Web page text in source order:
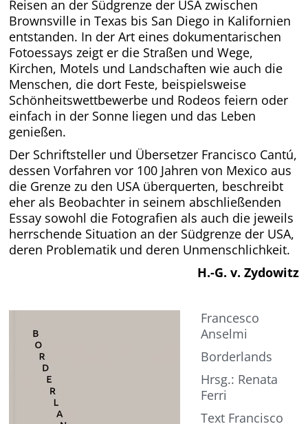
Reisen an der Südgrenze der USA zwischen
Brownsville in Texas bis San Diego in Kalifornien
entstanden. In der Art eines dokumentarischen
Fotoessays zeigt er die Straßen und Wege,
Kirchen, Motels und Landschaften wie auch die
Menschen, die dort Feste, beispielsweise
Schönheitswettbewerbe und Rodeos feiern oder
einfach in der Sonne liegen und das Leben
genießen.
Der Schriftsteller und Übersetzer Francisco Cantú,
dessen Vorfahren vor 100 Jahren von Mexico aus
die Grenze zu den USA überquerten, beschreibt
eher als Beobachter in seinem abschließenden
Essay sowohl die Fotografien als auch die jeweils
herrschende Situation an der Südgrenze der USA,
deren Problematik und deren Unmenschlichkeit.
H.-G. v. Zydowitz
Francesco
Anselmi
Borderlands
Hrsg.: Renata
Ferri
Text Francisco